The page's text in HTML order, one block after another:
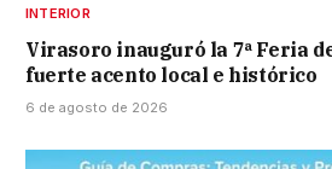
INTERIOR
Virasoro inauguró la 7ª Feria
fuerte acento local e histórico
6 de agosto de 2026